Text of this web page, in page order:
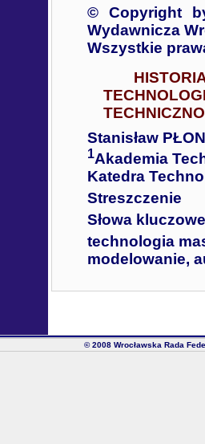
© Copyright
Wydawnicza
Wszystkie
Stanisław
1Akademia
Katedra
Streszczenie
Słowa
technologia
modelowanie,
© 2008 Wrocławska Rada